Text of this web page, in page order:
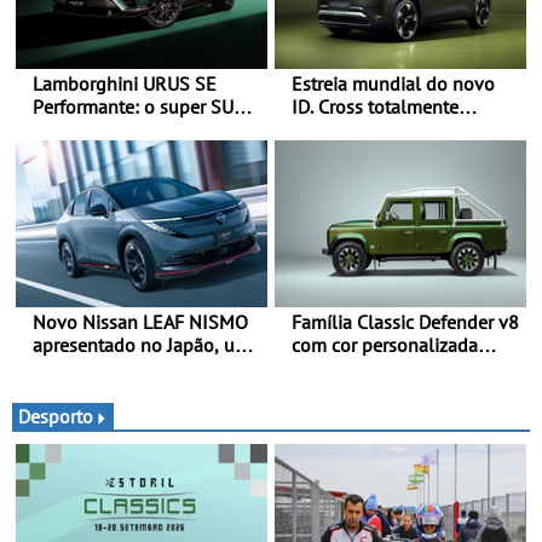
Lamborghini URUS SE
Performante: o super SUV
O Urus mais rápido de
sempre
Estreia mundial do novo
ID. Cross totalmente
encomendar um ID. Cross
no final deste mês
Novo Nissan LEAF NISMO
apresentado no Japão, uma
elétrico - Versão de maior
desempenho da terceira
geração do modelo elétrico
da marca
Família Classic Defender v8
com cor personalizada
Desporto